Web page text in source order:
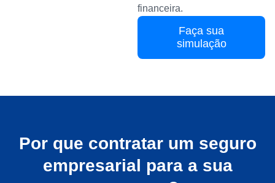
financeira.
Faça sua
simulação
Por que contratar um seguro
empresarial para a sua